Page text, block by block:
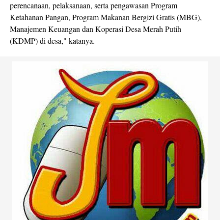
perencanaan, pelaksanaan, serta pengawasan Program
Ketahanan Pangan, Program Makanan Bergizi Gratis (MBG),
Manajemen Keuangan dan Koperasi Desa Merah Putih
(KDMP) di desa," katanya.